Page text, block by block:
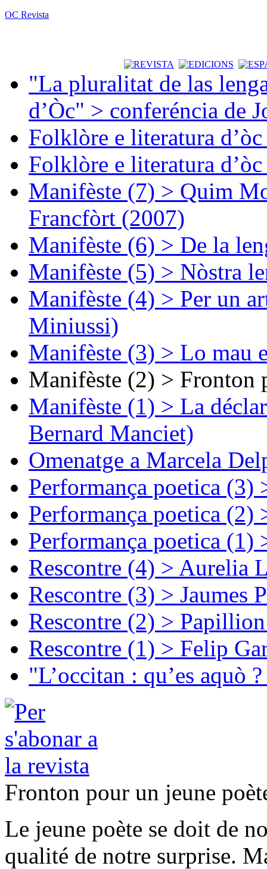
OC Revista
"La pluralitat de las
d’Òc" > conferéncia de
Folklòre e literatura
Folklòre e literatura
Manifèste (7) > Quim
Francfòrt (2007)
Manifèste (6) > De la
Manifèste (5) > Nòstra
Manifèste (4) > Per un
Miniussi)
Manifèste (3) > Lo mau
Manifèste (2) > Fronton
Manifèste (1) > La
Bernard Manciet)
Omenatge a Marcela
Performança poetica (3)
Performança poetica (2)
Performança poetica (1)
Rescontre (4) > Aurelia
Rescontre (3) > Jaumes
Rescontre (2) >
Rescontre (1) > Felip
"L’occitan : qu’es aquò
Fronton pour un jeune
Le jeune poète se doit de
qualité de notre surprise.